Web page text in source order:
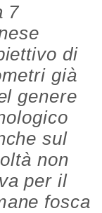
7
di
già
genere
sul
non
per il
fosca